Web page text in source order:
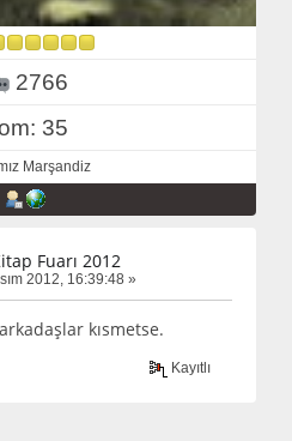
2766
35
Marşandiz
Fuarı 2012
2012, 16:39:48 »
kısmetse.
Kayıtlı